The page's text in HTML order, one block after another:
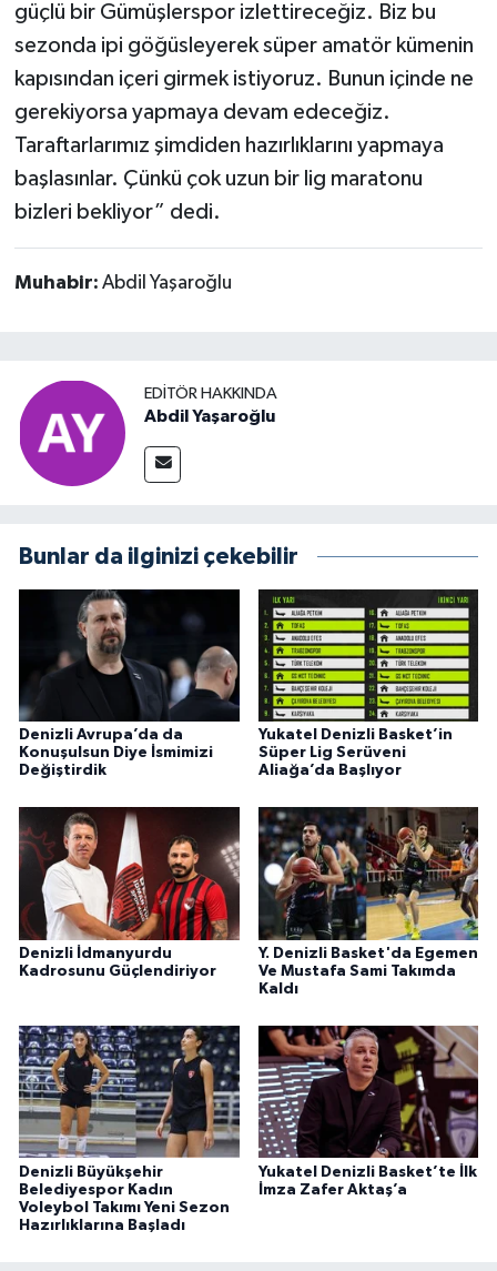
güçlü bir Gümüşlerspor izlettireceğiz. Biz bu
sezonda ipi göğüsleyerek süper amatör kümenin
kapısından içeri girmek istiyoruz. Bunun içinde ne
gerekiyorsa yapmaya devam edeceğiz.
Taraftarlarımız şimdiden hazırlıklarını yapmaya
başlasınlar. Çünkü çok uzun bir lig maratonu
bizleri bekliyor” dedi.
Muhabir: Abdil Yaşaroğlu
EDITÖR HAKKINDA
Abdil Yaşaroğlu
Bunlar da ilginizi çekebilir
Denizli Avrupa’da da
Konuşulsun Diye İsmimizi
Değiştirdik
Yukatel Denizli Basket’in
Süper Lig Serüveni
Aliağa’da Başlıyor
Denizli İdmanyurdu
Kadrosunu Güçlendiriyor
Y. Denizli Basket'da Egemen
Ve Mustafa Sami Takımda
Kaldı
Denizli Büyükşehir
Belediyespor Kadın
Voleybol Takımı Yeni Sezon
Hazırlıklarına Başladı
Yukatel Denizli Basket’te İlk
İmza Zafer Aktaş’a